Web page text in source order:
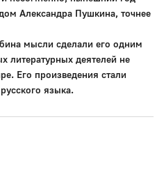
Александра Пушкина, точнее
мысли сделали его одним
литературных деятелей не
Его произведения стали
языка.